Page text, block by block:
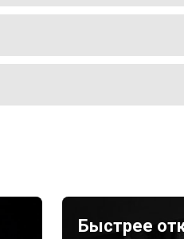
Быстрее